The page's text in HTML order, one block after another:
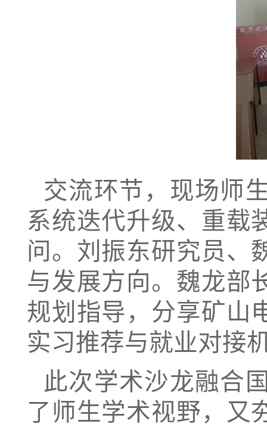
交流环节，现场师
系统迭代升级、重载
问。刘振东研究员、
与发展方向。魏龙部
规划指导，分享矿山
实习推荐与就业对接
此次学术沙龙融合
了师生学术视野，又